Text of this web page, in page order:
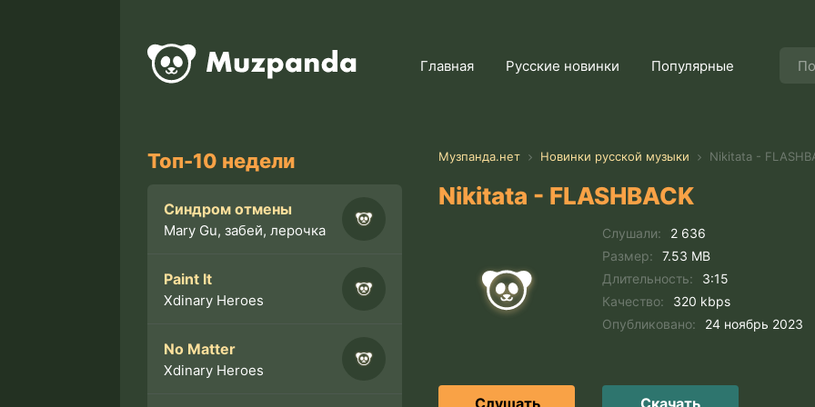
Главная Русские новинки Популярные
Топ-10 недели
Синдром отмены
Mary Gu, забей, лерочка
Paint It
Xdinary Heroes
No Matter
Xdinary Heroes
Музпанда.нет Новинки русской музыки Nikitata -
Nikitata - FLASHBACK
Слушали:
2 636
Размер:
7.53 MB
Длительность:
3:15
Качество:
320 kbps
Опубликовано:
24 ноябрь 2023
Слушать Скачать